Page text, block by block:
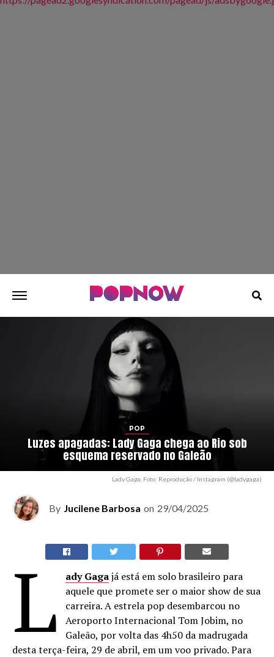
POP
Luzes apagadas: Lady Gaga chega ao Rio sob
esquema reservado no Galeão
Lady Gaga. Foto: Reprodução / Instagram (@ladygaga)
By Jucilene Barbosa on 29/04/2025
L ady Gagajá está em solo brasileiro para
aquele que promete ser o maior show de sua
carreira. A estrela pop desembarcou no
Aeroporto Internacional Tom Jobim, no
Galeão, por volta das 4h50 da madrugada
desta terça-feira, 29 de abril, em um voo privado. Para